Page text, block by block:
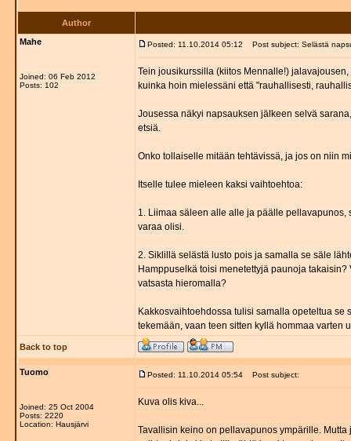
Author
Mahe
Joined: 06 Feb 2012
Posts: 102
Posted: 11.10.2014 05:12 Post subject: Selästä
Tein jousikurssilla (kiitos Mennalle!)
kuinka hoin mielessäni että "rauhallisesti,
Jousessa näkyi napsauksen jälkeen selvä
etsiä.
Onko tollaiselle mitään tehtävissä, ja jos on niin
Itselle tulee mieleen kaksi vaihtoehtoa:
1. Liimaa säleen alle alle ja päälle
varaa olisi.
2. Siklillä selästä lusto pois ja samalla se säle
Hamppuselkä toisi menetettyjä paunoja
vatsasta hieromalla?
Kakkosvaihtoehdossa tulisi samalla opeteltua se
tekemään, vaan teen sitten kyllä hommaa varten
Back to top
Tuomo
Joined: 25 Oct 2004
Posts: 2220
Location: Hausjärvi
Posted: 11.10.2014 05:54 Post subject:
Kuva olis kiva...
Tavallisin keino on pellavapunos ympärille.